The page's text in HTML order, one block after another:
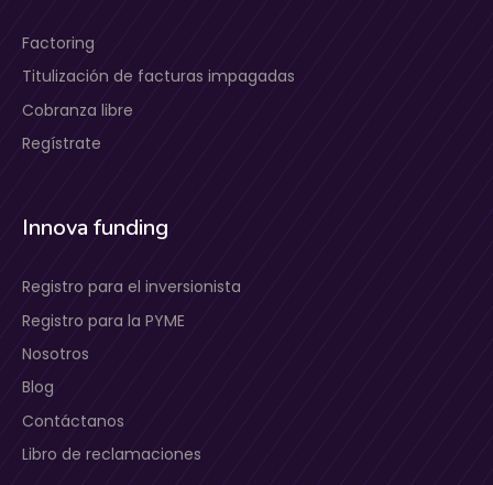
Factoring
Titulización de facturas impagadas
Cobranza libre
Regístrate
Innova funding
Registro para el inversionista
Registro para la PYME
Nosotros
Blog
Contáctanos
Libro de reclamaciones